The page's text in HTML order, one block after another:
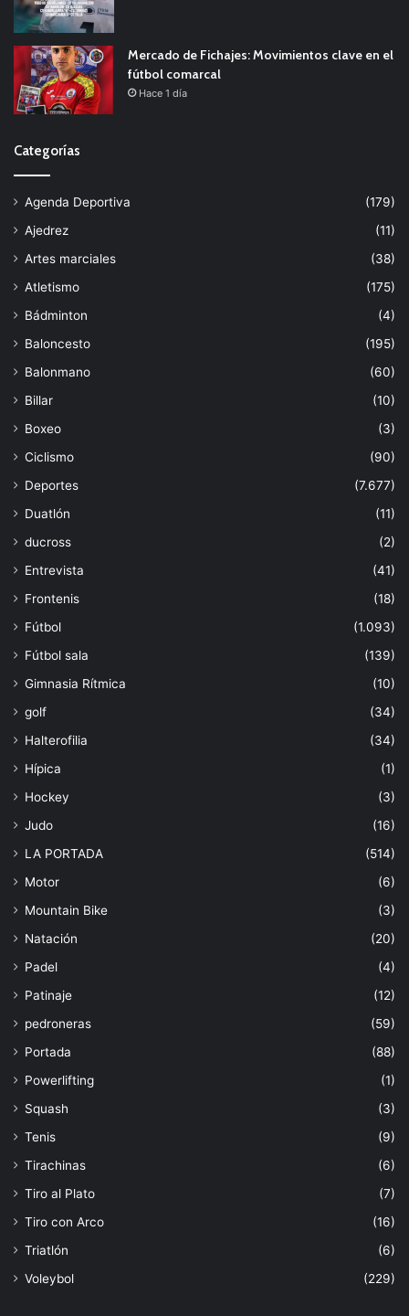
Mercado de Fichajes: Movimientos clave en el
fútbol comarcal
Hace 1 día
Categorías
Agenda Deportiva
(179)
Ajedrez
(11)
Artes marciales
(38)
Atletismo
(175)
Bádminton
(4)
Baloncesto
(195)
Balonmano
(60)
Billar
(10)
Boxeo
(3)
Ciclismo
(90)
Deportes
(7.677)
Duatlón
(11)
ducross
(2)
Entrevista
(41)
Frontenis
(18)
Fútbol
(1.093)
Fútbol sala
(139)
Gimnasia Rítmica
(10)
golf
(34)
Halterofilia
(34)
Hípica
(1)
Hockey
(3)
Judo
(16)
LA PORTADA
(514)
Motor
(6)
Mountain Bike
(3)
Natación
(20)
Padel
(4)
Patinaje
(12)
pedroneras
(59)
Portada
(88)
Powerlifting
(1)
Squash
(3)
Tenis
(9)
Tirachinas
(6)
Tiro al Plato
(7)
Tiro con Arco
(16)
Triatlón
(6)
Voleybol
(229)